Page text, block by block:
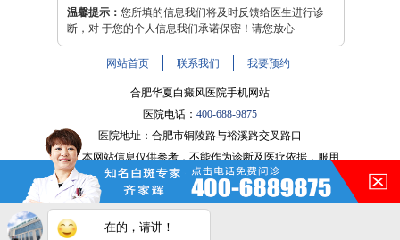
温馨提示： 您所填的信息我们将及时反馈给医生进行诊
断，对 于您的个人信息我们承诺保密！请您放心
网站首页 联系我们 我要预约
合肥华夏白癜风医院手机网站
医院电话： 400-688-9875
医院地址：合肥市铜陵路与裕溪路交叉路口
注：本网站信息仅供参考，不能作为诊断及医疗依据，服用
药物或进行治疗时请遵医嘱。如有转载或引用文章涉及版权
问题，请与我们联系。
皖ICP备16014022号-9
在的，请讲！